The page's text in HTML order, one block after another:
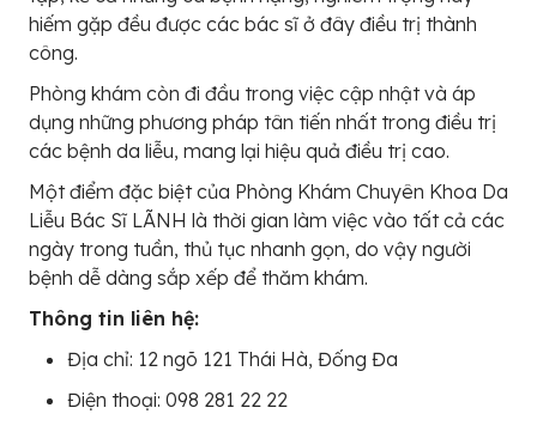
hiếm gặp đều được các bác sĩ ở đây điều trị thành
công.
Phòng khám còn đi đầu trong việc cập nhật và áp
dụng những phương pháp tân tiến nhất trong điều trị
các bệnh da liễu, mang lại hiệu quả điều trị cao.
Một điểm đặc biệt của Phòng Khám Chuyên Khoa Da
Liễu Bác Sĩ LÃNH là thời gian làm việc vào tất cả các
ngày trong tuần, thủ tục nhanh gọn, do vậy người
bệnh dễ dàng sắp xếp để thăm khám.
Thông tin liên hệ:
Địa chỉ: 12 ngõ 121 Thái Hà, Đống Đa
Điện thoại: 098 281 22 22